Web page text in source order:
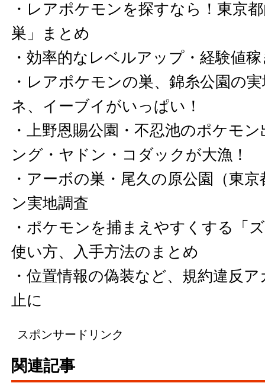
・ レアポケモンを探すなら！東京
巣」まとめ
・ 効率的なレベルアップ・経験値
・ レアポケモンの巣、錦糸公園の
ネ、イーブイがいっぱい！
・ 上野恩賜公園・不忍池のポケモ
ング・ヤドン・コダックが大漁！
・ アーボの巣・尾久の原公園（東
ン実地調査
・ ポケモンを捕まえやすくする「
使い方、入手方法のまとめ
・ 位置情報の偽装など、規約違反
止に
スポンサードリンク
関連記事